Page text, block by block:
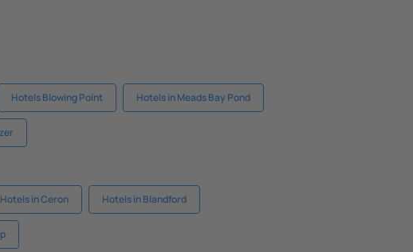
Hotels Blowing Point Hotels in Meads Bay Pond
Hotels in Ceron Hotels in Blandford